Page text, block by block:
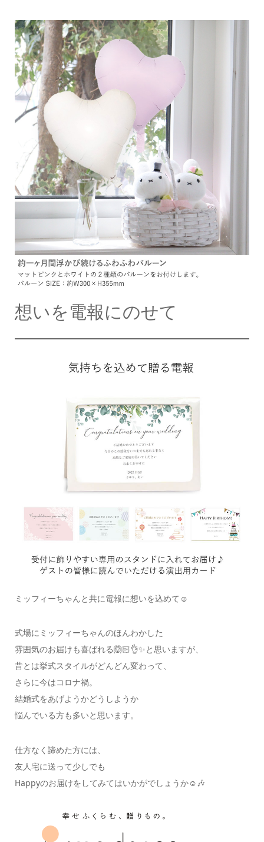
想いを電報にのせて
ミッフィーちゃんと共に電報に想いを込めて☺️
式場にミッフィーちゃんのほんわかした
雰囲気のお届けも喜ばれる🙆🏻👌✨と思いますが、
昔とは挙式スタイルがどんどん変わって、
さらに今はコロナ禍。
結婚式をあげようかどうしようか
悩んでいる方も多いと思います。
仕方なく諦めた方には、
友人宅に送って少しでも
Happyのお届けをしてみてはいかがでしょうか☺️🎶